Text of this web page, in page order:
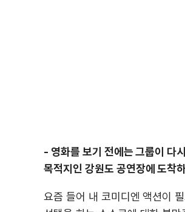
- 영화를 보기 전에는 그룹이 다
목적지인 강원도 공연장에 도착
요즘 들어 내 코미디엔 액션이